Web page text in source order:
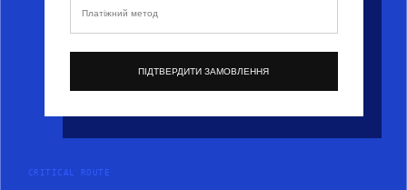
Платіжний метод
ПІДТВЕРДИТИ ЗАМОВЛЕННЯ
CRITICAL ROUTE